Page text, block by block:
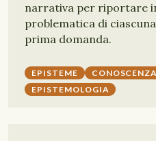
narrativa per riportare
problematica di
prima domanda.
EPISTEME CONOSCENZA
EPISTEMOLOGIA